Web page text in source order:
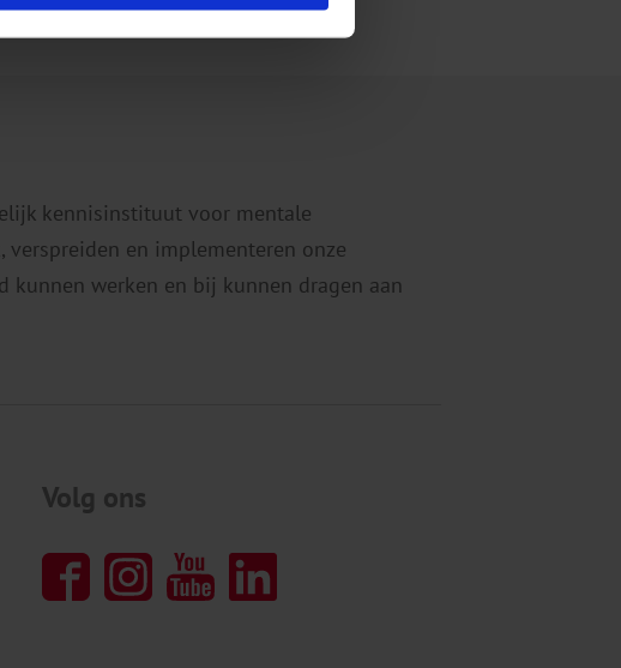
kennisinstituut voor mentale
verspreiden en implementeren onze
kunnen werken en bij kunnen dragen aan
Volg ons